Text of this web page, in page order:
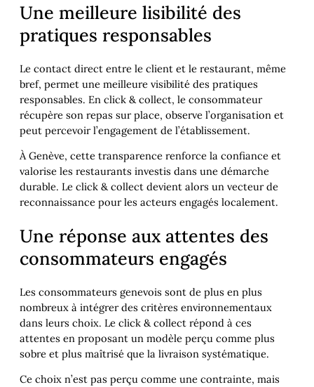
Une meilleure lisibilité des
pratiques responsables
Le contact direct entre le client et le restaurant, même
bref, permet une meilleure visibilité des pratiques
responsables. En click & collect, le consommateur
récupère son repas sur place, observe l’organisation et
peut percevoir l’engagement de l’établissement.
À Genève, cette transparence renforce la confiance et
valorise les restaurants investis dans une démarche
durable. Le click & collect devient alors un vecteur de
reconnaissance pour les acteurs engagés localement.
Une réponse aux attentes des
consommateurs engagés
Les consommateurs genevois sont de plus en plus
nombreux à intégrer des critères environnementaux
dans leurs choix. Le click & collect répond à ces
attentes en proposant un modèle perçu comme plus
sobre et plus maîtrisé que la livraison systématique.
Ce choix n’est pas perçu comme une contrainte, mais